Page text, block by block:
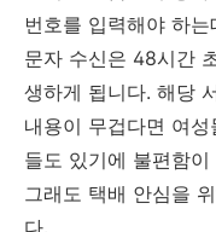
번호를 입력해야 하
문자 수신은 48시간
생하게 됩니다. 해당
내용이 무겁다면 여
들도 있기에 불편함
그래도 택배 안심을